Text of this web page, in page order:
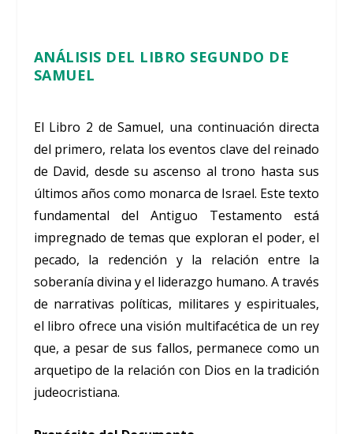
ANÁLISIS DEL LIBRO SEGUNDO DE
SAMUEL
El Libro 2 de Samuel, una continuación directa
del primero, relata los eventos clave del reinado
de David, desde su ascenso al trono hasta sus
últimos años como monarca de Israel. Este texto
fundamental del Antiguo Testamento está
impregnado de temas que exploran el poder, el
pecado, la redención y la relación entre la
soberanía divina y el liderazgo humano. A través
de narrativas políticas, militares y espirituales,
el libro ofrece una visión multifacética de un rey
que, a pesar de sus fallos, permanece como un
arquetipo de la relación con Dios en la tradición
judeocristiana.